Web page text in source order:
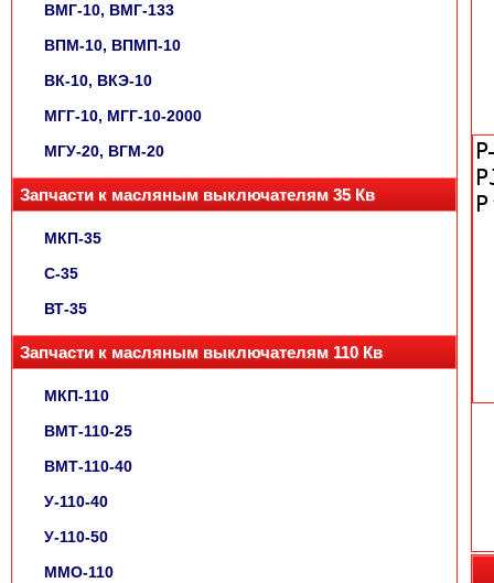
ВМГ-10, ВМГ-133
ВПМ-10, ВПМП-10
ВК-10, ВКЭ-10
МГГ-10, МГГ-10-2000
МГУ-20, ВГМ-20
Запчасти к масляным выключателям 35 Кв
МКП-35
С-35
ВТ-35
Запчасти к масляным выключателям 110 Кв
МКП-110
ВМТ-110-25
ВМТ-110-40
У-110-40
У-110-50
ММО-110